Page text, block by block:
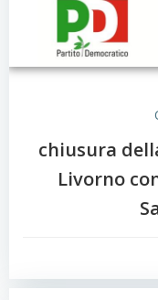
chiusura
Livorno